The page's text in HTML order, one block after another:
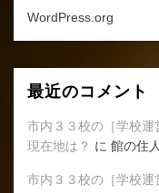
WordPress.org
最近のコメント
市内３３校の［学校
現在地は？ に 館の住人
市内３３校の［学校